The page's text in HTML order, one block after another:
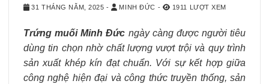
31 THÁNG NĂM, 2025 - MINH ĐỨC - 1911 LƯỢT XEM
Trứng muối Minh Đức ngày càng được người tiêu
dùng tin chọn nhờ chất lượng vượt trội và quy trình
sản xuất khép kín đạt chuẩn. Với sự kết hợp giữa
công nghệ hiện đại và công thức truyền thống, sản